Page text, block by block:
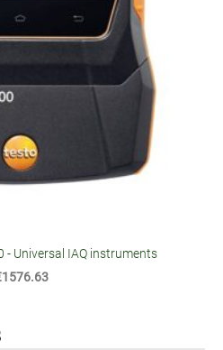
- Universal IAQ instruments